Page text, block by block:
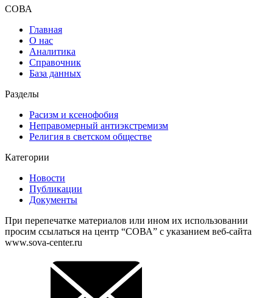
СОВА
Главная
О нас
Аналитика
Справочник
База данных
Разделы
Расизм и ксенофобия
Неправомерный антиэкстремизм
Религия в светском обществе
Категории
Новости
Публикации
Документы
При перепечатке материалов или ином их использовании
просим ссылаться на центр “СОВА” с указанием веб-сайта
www.sova-center.ru